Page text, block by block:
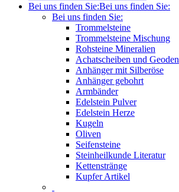
Bei uns finden Sie:Bei uns finden Sie:
Bei uns finden Sie:
Trommelsteine
Trommelsteine Mischung
Rohsteine Mineralien
Achatscheiben und Geoden
Anhänger mit Silberöse
Anhänger gebohrt
Armbänder
Edelstein Pulver
Edelstein Herze
Kugeln
Oliven
Seifensteine
Steinheilkunde Literatur
Kettenstränge
Kupfer Artikel